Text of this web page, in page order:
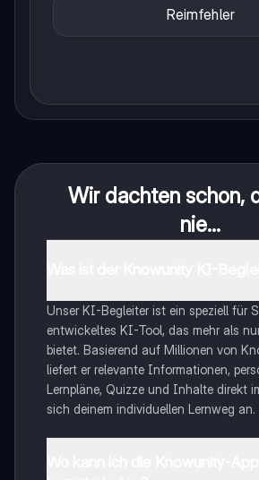
Reimfehler
Wir dachten schon,
nie...
Unser KI-Begleiter ist ein speziell für
entwickeltes KI-Tool, das mehr als
bietet. Basierend auf Millionen von
liefert er relevante Informationen,
Lernpläne, Quizze und Inhalte direkt
sich deinem individuellen Lernweg an.